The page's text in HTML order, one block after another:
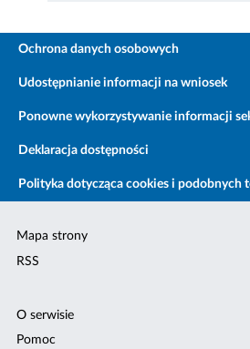
Ochrona danych osobowych
Udostępnianie informacji na wniosek
Ponowne wykorzystywanie informacji
Deklaracja dostępności
Polityka dotycząca cookies i podobnych
Mapa strony
RSS
O serwisie
Pomoc